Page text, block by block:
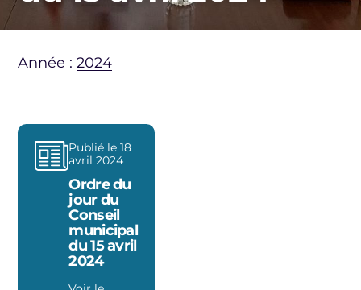
Année :2024
Publié le 18
avril 2024
Ordre du
jour du
Conseil
municipal
du 15 avril
2024